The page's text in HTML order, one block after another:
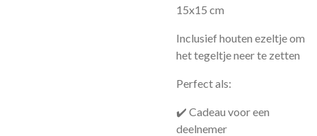
15x15 cm
Inclusief houten ezeltje om
het tegeltje neer te zetten
Perfect als:
✔️ Cadeau voor een
deelnemer